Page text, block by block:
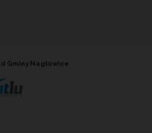
Gminy Nagłowice